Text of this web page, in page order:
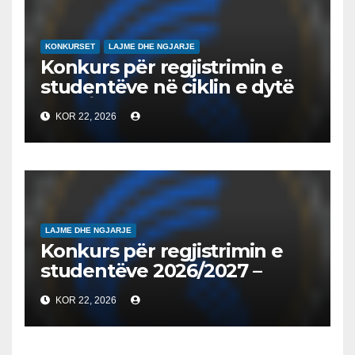
KONKURSET LAJME DHE NGJARJE
Konkurs për regjistrimin e
studentëve në ciklin e dytë
2026/2027 – Конкурс за
запишување на студенти
на втор циклус студии за
2026/2027
KOR 22, 2026
LAJME DHE NGJARJE
Konkurs për regjistrimin e
studentëve 2026/2027 –
Конкурс за запишување на
студенти за 2026/2027
KOR 22, 2026